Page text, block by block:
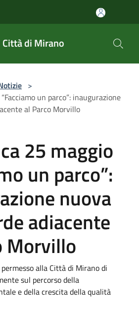
Città di Mirano
>
un parco”: inaugurazione
al Parco Morvillo
25 maggio
un parco”:
nuova
adiacente
Morvillo
alla Città di Mirano di
sul percorso della
e della crescita della qualità